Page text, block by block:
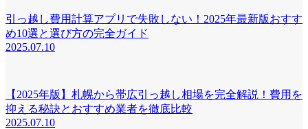
引っ越し費用計算アプリで失敗しない！2025年最新版おすす
め10選と選び方の完全ガイド
2025.07.10
【2025年版】札幌から帯広引っ越し相場を完全解説！費用を
抑える秘訣とおすすめ業者を徹底比較
2025.07.10